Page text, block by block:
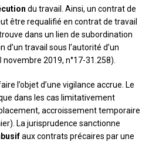
du travail. Ainsi, un contrat de
être requalifié en contrat de travail
dans un lien de subordination
d’un travail sous l’autorité d’un
2019, n°17-31.258).
l’objet d’une vigilance accrue. Le
dans les cas limitativement
accroissement temporaire
La jurisprudence sanctionne
aux contrats précaires par une